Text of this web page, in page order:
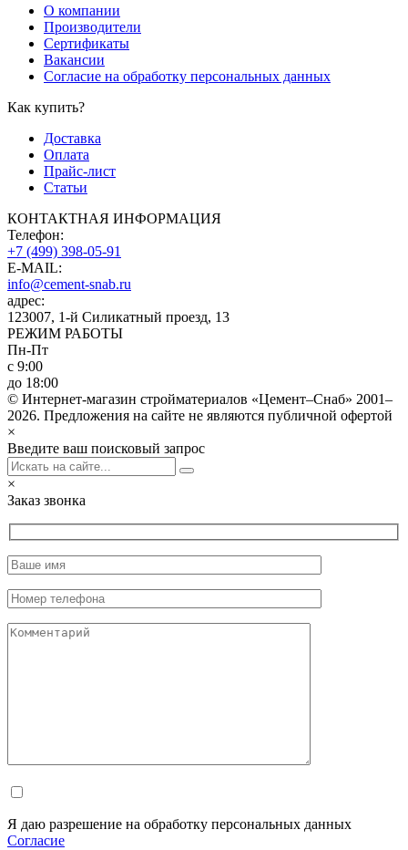
О компании
Производители
Сертификаты
Вакансии
Согласие на обработку персональных данных
Как купить?
Доставка
Оплата
Прайс-лист
Статьи
КОНТАКТНАЯ ИНФОРМАЦИЯ
Телефон:
+7 (499) 398-05-91
E-MAIL:
info@cement-snab.ru
адрес:
123007, 1-й Силикатный проезд, 13
РЕЖИМ РАБОТЫ
Пн-Пт
с 9:00
до 18:00
© Интернет-магазин стройматериалов «Цемент–Снаб» 2001–
2026. Предложения на сайте не являются публичной офертой
×
Введите ваш поисковый запрос
×
Заказ звонка
Я даю разрешение на обработку персональных данных
Согласие